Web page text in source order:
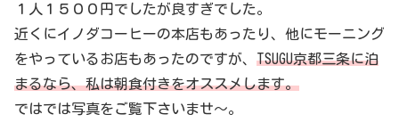
１人１５００円でしたが良すぎでした。
近くにイノダコーヒーの本店もあったり、他にモーニング
をやっているお店もあったのですが、 TSUGU京都三条に泊
まるなら、私は朝食付きをオススメします。
ではでは写真をご覧下さいませ〜。